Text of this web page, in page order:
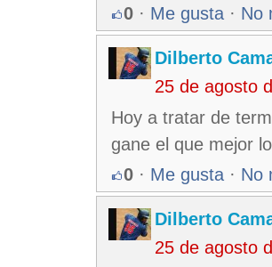
0 · Me gusta · No
Dilberto
25 de agosto
Hoy a tratar de
gane el que mejor
0 · Me gusta · No
Dilberto
25 de agosto